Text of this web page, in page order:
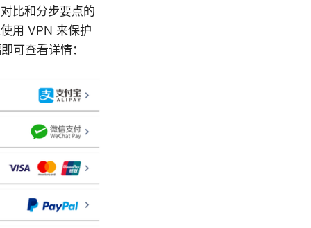
比和分步要点的
用 VPN 来保护
可查看详情：